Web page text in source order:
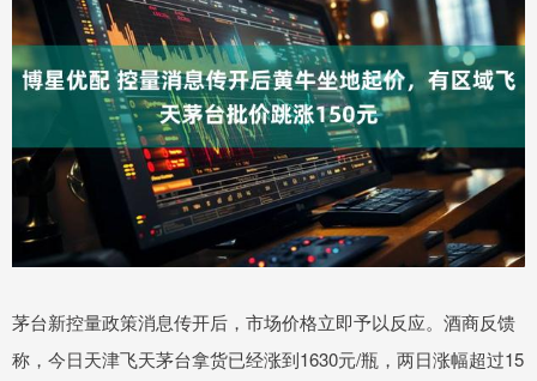
茅台新控量政策消息传开后，市场价格立即予以反应。酒商反馈
称，今日天津飞天茅台拿货已经涨到1630元/瓶，两日涨幅超过15